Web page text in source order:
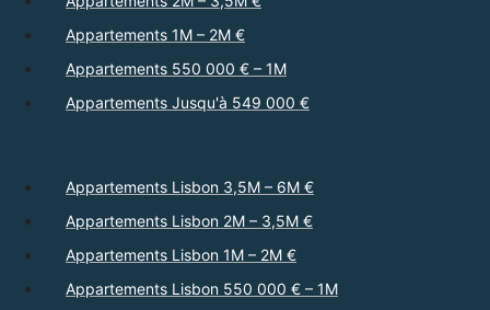
Appartements 1M – 2M €
Appartements 550 000 € – 1M
Appartements Jusqu'à 549 000 €
Appartements Lisbon 3,5M – 6M €
Appartements Lisbon 2M – 3,5M €
Appartements Lisbon 1M – 2M €
Appartements Lisbon 550 000 € – 1M